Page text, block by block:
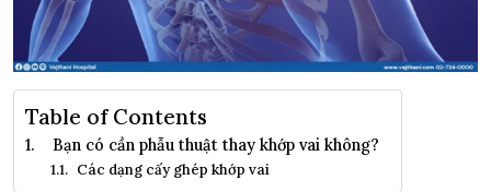
Table of Contents
Bạn có cần phẫu thuật thay khớp vai không?
Các dạng cấy ghép khớp vai